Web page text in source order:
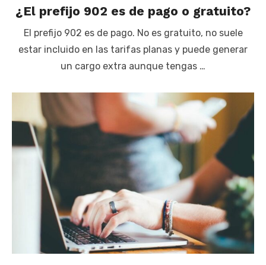
¿El prefijo 902 es de pago o gratuito?
El prefijo 902 es de pago. No es gratuito, no suele
estar incluido en las tarifas planas y puede generar
un cargo extra aunque tengas …